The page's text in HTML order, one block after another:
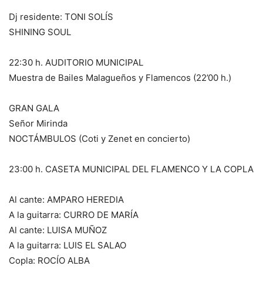
Dj residente: TONI SOLÍS
SHINING SOUL
22:30 h. AUDITORIO MUNICIPAL
Muestra de Bailes Malagueños y Flamencos (22’00 h.)
GRAN GALA
Señor Mirinda
NOCTÁMBULOS (Coti y Zenet en concierto)
23:00 h. CASETA MUNICIPAL DEL FLAMENCO Y LA COPLA
Al cante: AMPARO HEREDIA
A la guitarra: CURRO DE MARÍA
Al cante: LUISA MUÑOZ
A la guitarra: LUIS EL SALAO
Copla: ROCÍO ALBA